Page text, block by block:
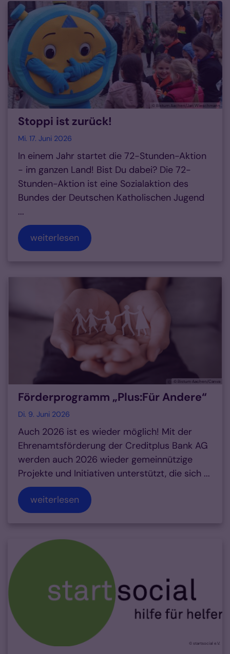
© Bistum Aachen/Jari Wieschmann
Stoppi ist zurück!
Mi. 17. Juni 2026
In einem Jahr startet die 72-Stunden-Aktion
- im ganzen Land! Bist Du dabei? Die 72-
Stunden-Aktion ist eine Sozialaktion des
Bundes der Deutschen Katholischen Jugend
...
weiterlesen
© Bistum Aachen/Canva
Förderprogramm „Plus:Für Andere“
Di. 9. Juni 2026
Auch 2026 ist es wieder möglich! Mit der
Ehrenamtsförderung der Creditplus Bank AG
werden auch 2026 wieder gemeinnützige
Projekte und Initiativen unterstützt, die sich ...
weiterlesen
© startsocial e.V.